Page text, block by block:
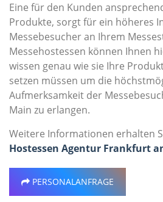
Eine für den Kunden
Produkte, sorgt für ein höheres
Messebesucher an Ihrem
Messehostessen können Ihnen
wissen genau wie sie Ihre
setzen müssen um die
Aufmerksamkeit der
Main zu erlangen.
Weitere Informationen erhalten
Hostessen Agentur Frankfurt
PERSONALANFRAGE